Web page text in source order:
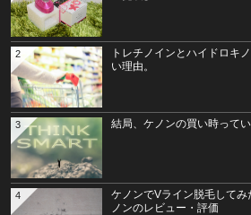
トレチノインとハイドロキ
い理由。
2
結局、ケノンの買い時って
3
ケノンでVライン脱毛して
ノンのレビュー・評価
4